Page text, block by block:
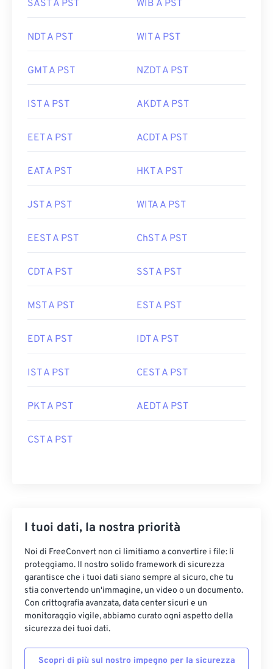
SAST A PST WIB A PST
NDT A PST WIT A PST
GMT A PST NZDT A PST
IST A PST AKDT A PST
EET A PST ACDT A PST
EAT A PST HKT A PST
JST A PST WITA A PST
EEST A PST ChST A PST
CDT A PST SST A PST
MST A PST EST A PST
EDT A PST IDT A PST
IST A PST CEST A PST
PKT A PST AEDT A PST
CST A PST
I tuoi dati, la nostra priorità
Noi di FreeConvert non ci limitiamo a convertire i file: li
proteggiamo. Il nostro solido framework di sicurezza
garantisce che i tuoi dati siano sempre al sicuro, che tu
stia convertendo un'immagine, un video o un documento.
Con crittografia avanzata, data center sicuri e un
monitoraggio vigile, abbiamo curato ogni aspetto della
sicurezza dei tuoi dati.
Scopri di più sul nostro impegno per la sicurezza